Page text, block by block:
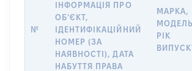
№
ІНФОРМАЦІЯ ПРО
ОБʼЄКТ,
ІДЕНТИФІКАЦІЙНИЙ
НОМЕР (ЗА
НАЯВНОСТІ), ДАТА
НАБУТТЯ ПРАВА
МАРКА,
РІК